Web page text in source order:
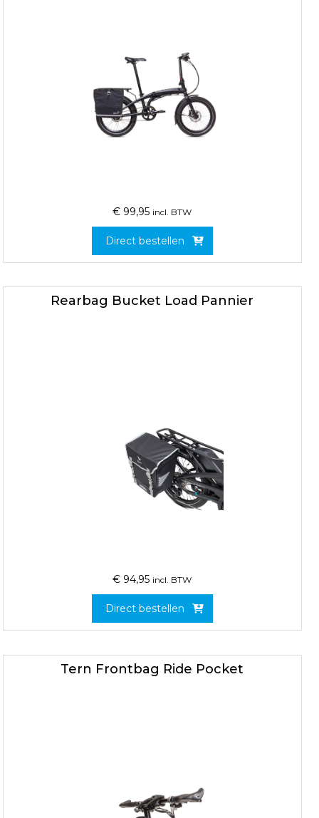
€ 99,95 incl. BTW
Direct bestellen
Rearbag Bucket Load Pannier
€ 94,95 incl. BTW
Direct bestellen
Tern Frontbag Ride Pocket